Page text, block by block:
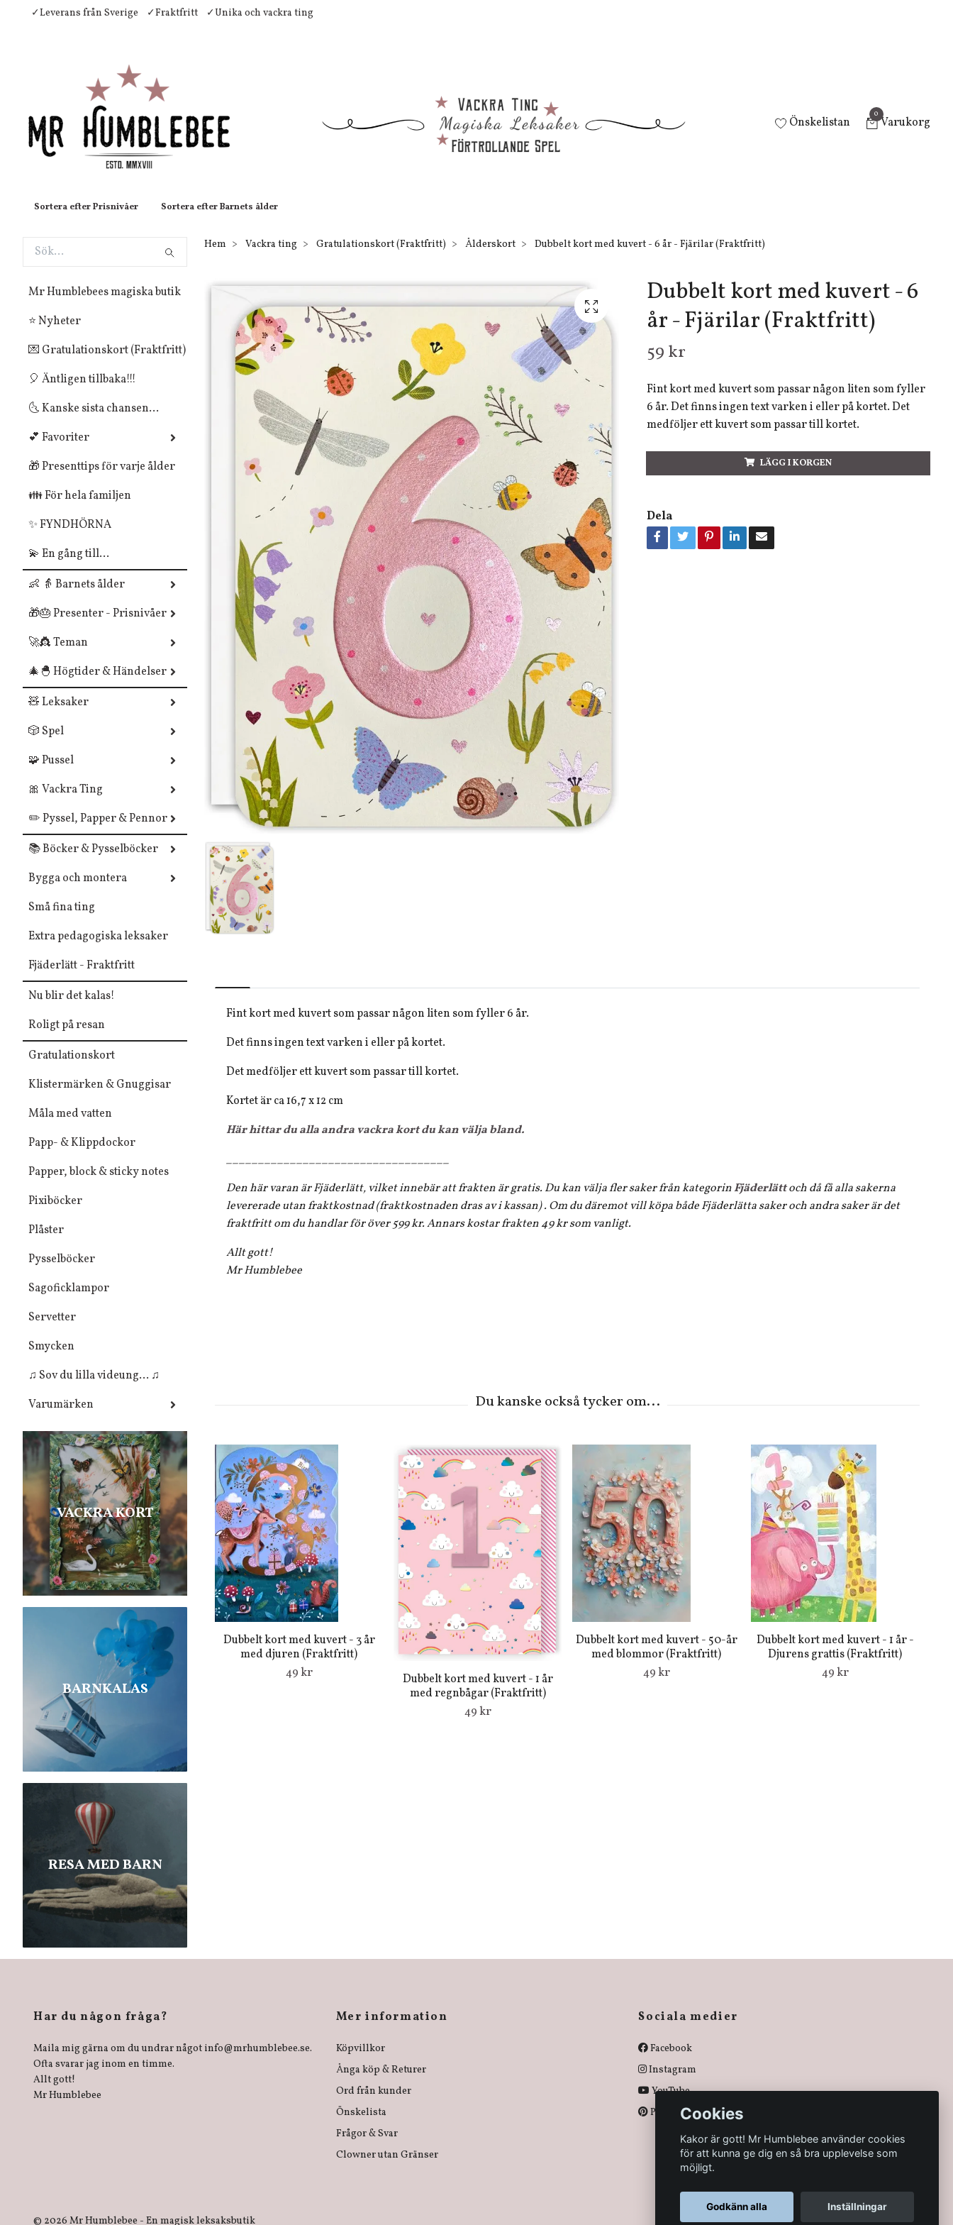
✓Leverans från Sverige ✓Fraktfritt ✓Unika och vackra ting
Önskelistan
0
Varukorg
Sortera efter Prisnivåer Sortera efter Barnets ålder
Mr Humblebees magiska butik
⭐ Nyheter
💌 Gratulationskort (Fraktfritt)
🎈 Äntligen tillbaka!!!
🌜 Kanske sista chansen...
💕 Favoriter
🎁 Presenttips för varje ålder
👪 För hela familjen
✨ FYNDHÖRNA
💫 En gång till...
👶 👵 Barnets ålder
🎁🎂 Presenter - Prisnivåer
🚀👸 Teman
🎄🐣 Högtider & Händelser
🧸 Leksaker
🎲 Spel
🧩 Pussel
🎀 Vackra Ting
✏️ Pyssel, Papper & Pennor
📚 Böcker & Pysselböcker
Bygga och montera
Små fina ting
Extra pedagogiska leksaker
Fjäderlätt - Fraktfritt
Nu blir det kalas!
Roligt på resan
Gratulationskort
Klistermärken & Gnuggisar
Måla med vatten
Papp- & Klippdockor
Papper, block & sticky notes
Pixiböcker
Plåster
Pysselböcker
Sagoficklampor
Servetter
Smycken
♫ Sov du lilla videung... ♫
Varumärken
VACKRA KORT
BARNKALAS
RESA MED BARN
Hem Vackra ting Gratulationskort (Fraktfritt) Ålderskort Dubbelt kort med kuvert - 6 år - Fjärilar (Fraktfritt)
Dubbelt kort med kuvert - 6
år - Fjärilar (Fraktfritt)
59 kr
Fint kort med kuvert som passar någon liten som fyller
6 år. Det finns ingen text varken i eller på kortet. Det
medföljer ett kuvert som passar till kortet.
LÄGG I KORGEN
Dela
Fint kort med kuvert som passar någon liten som fyller 6 år.
Det finns ingen text varken i eller på kortet.
Det medföljer ett kuvert som passar till kortet.
Kortet är ca 16,7 x 12 cm
Här hittar du alla andra vackra kort du kan välja bland.
___________________________________
Den här varan är Fjäderlätt, vilket innebär att frakten är gratis. Du kan välja fler saker från kategorinFjäderlättoch då få alla sakerna
levererade utan fraktkostnad (fraktkostnaden dras av i kassan) . Om du däremot vill köpa både Fjäderlätta saker och andra saker är det
fraktfritt om du handlar för över 599 kr. Annars kostar frakten 49 kr som vanligt.
Allt gott!
Mr Humblebee
Dubbelt kort med kuvert - 3 år
med djuren (Fraktfritt)
49 kr
Dubbelt kort med kuvert - 1 år
med regnbågar (Fraktfritt)
49 kr
Dubbelt kort med kuvert - 50-år
med blommor (Fraktfritt)
49 kr
Dubbelt kort med kuvert - 1 år -
Djurens grattis (Fraktfritt)
49 kr
Har du någon fråga?
Maila mig gärna om du undrar något info@mrhumblebee.se.
Ofta svarar jag inom en timme.
Allt gott!
Mr Humblebee
Mer information
Köpvillkor
Ånga köp & Returer
Ord från kunder
Önskelista
Frågor & Svar
Clowner utan Gränser
Sociala medier
Facebook
Instagram
YouTube
Pinterest
© 2026 Mr Humblebee - En magisk leksaksbutik
Cookies
Kakor är gott! Mr Humblebee använder cookies
för att kunna ge dig en så bra upplevelse som
möjligt.
Godkänn alla Inställningar